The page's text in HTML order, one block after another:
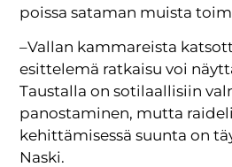
poissa sataman muista
–Vallan kammareista
esittelemä ratkaisu voi
Taustalla on sotilaallisiin
panostaminen, mutta
kehittämisessä suunta on
Naski.